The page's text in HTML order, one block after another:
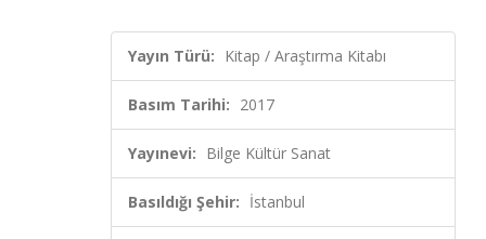
Yayın Türü: Kitap / Araştırma Kitabı
Basım Tarihi: 2017
Yayınevi: Bilge Kültür Sanat
Basıldığı Şehir: İstanbul